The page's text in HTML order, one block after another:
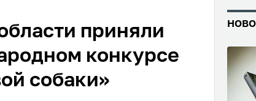
приняли
конкурсе
собаки»